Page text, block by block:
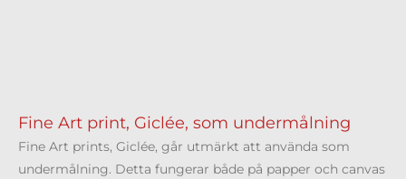
Fine Art print, Giclée, som undermålning
Fine Art prints, Giclée, går utmärkt att använda som
undermålning. Detta fungerar både på papper och canvas